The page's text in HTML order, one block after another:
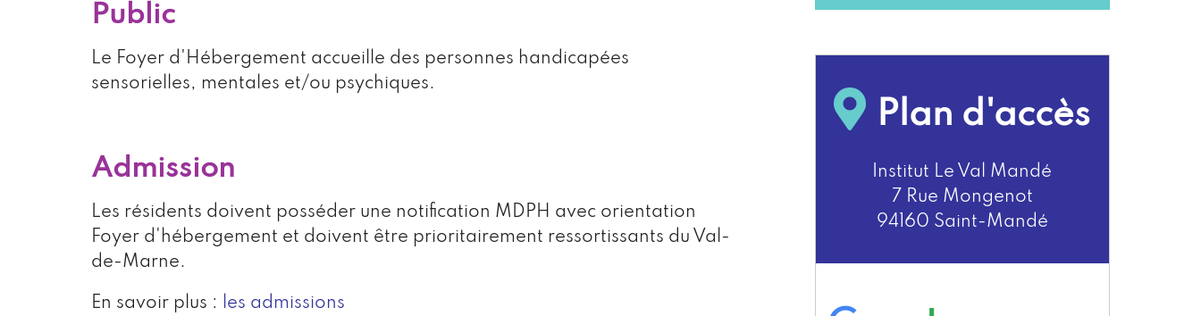
Public
Le Foyer d'Hébergement accueille des personnes handicapées
sensorielles, mentales et/ou psychiques.
Admission
Les résidents doivent posséder une notification MDPH avec orientation
Foyer d'hébergement et doivent être prioritairement ressortissants du Val-
de-Marne.
En savoir plus : les admissions
Plan d'accès
Institut Le Val Mandé
7 Rue Mongenot
94160 Saint-Mandé